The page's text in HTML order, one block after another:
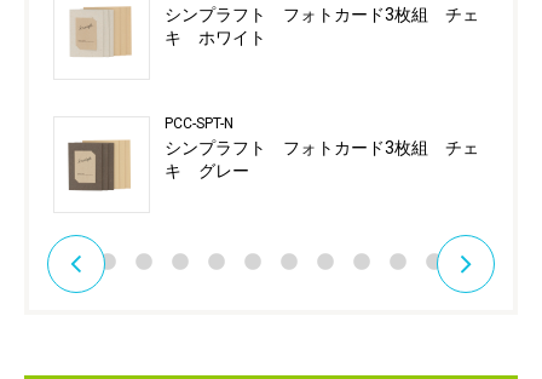
シンプラフト フォトカード3枚組 チェ
キ ホワイト
PCC-SPT-N
シンプラフト フォトカード3枚組 チェ
キ グレー